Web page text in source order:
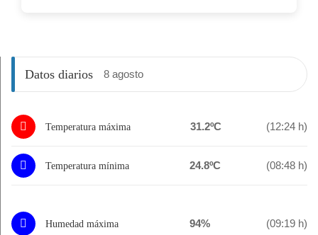
Datos diarios 8 agosto
Temperatura máxima 31.2ºC (12:24 h)
Temperatura mínima 24.8ºC (08:48 h)
Humedad máxima 94% (09:19 h)